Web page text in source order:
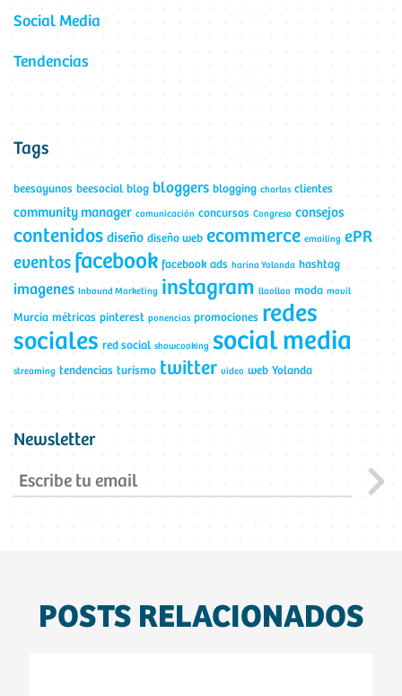
Social Media
Tendencias
Tags
beesayunos beesocial blog bloggers blogging charlas clientes
community manager comunicación concursos Congreso consejos
contenidos diseño diseño web ecommerce emailing ePR
eventos facebook facebook ads harina Yolanda hashtag
imagenes Inbound Marketing instagram llaollao moda movil
Murcia métricas pinterest ponencias promociones redes
sociales red social showcooking social media
streaming tendencias turismo twitter video web Yolanda
Newsletter
POSTS RELACIONADOS